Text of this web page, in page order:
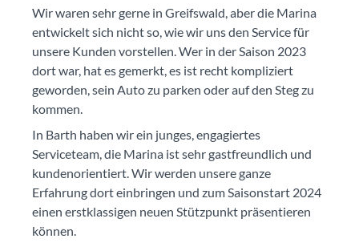
Wir waren sehr gerne in Greifswald, aber die Marina
entwickelt sich nicht so, wie wir uns den Service für
unsere Kunden vorstellen. Wer in der Saison 2023
dort war, hat es gemerkt, es ist recht kompliziert
geworden, sein Auto zu parken oder auf den Steg zu
kommen.
In Barth haben wir ein junges, engagiertes
Serviceteam, die Marina ist sehr gastfreundlich und
kundenorientiert. Wir werden unsere ganze
Erfahrung dort einbringen und zum Saisonstart 2024
einen erstklassigen neuen Stützpunkt präsentieren
können.